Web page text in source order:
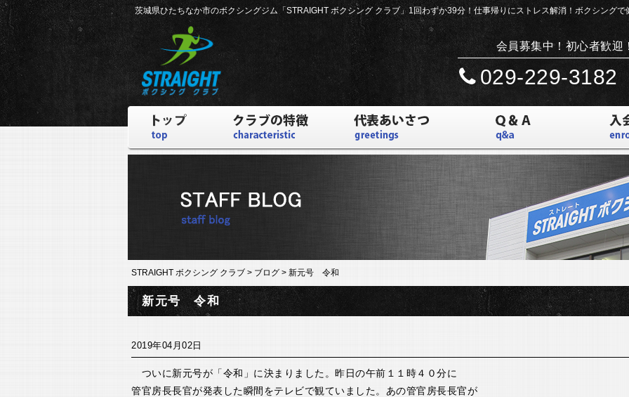
茨城県ひたちなか市のボクシングジム 「STRAIGHT ボクシング クラブ」 1回わずか39分！仕事帰りにストレス解消！ボクシング
会員募集中！初心者歓迎
029-229-3182
STRAIGHT ボクシング クラブ > ブログ > 新元号 令和
新元号 令和
2019年04月02日
ついに新元号が「令和」に決まりました。昨日の午前１１時４０分に
管官房長長官が発表した瞬間をテレビで観ていました。あの管官房長長官が